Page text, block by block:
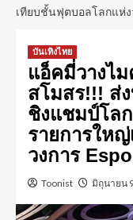
เทียบชั้นฟุตบอลโลกแห่ง
บันเทิงไทย
แอ็คมี่วางไ
สโมสร!!! ส่
ชิงแชมป์โล
รายการให
วงการ
Toonist มิถุนายน